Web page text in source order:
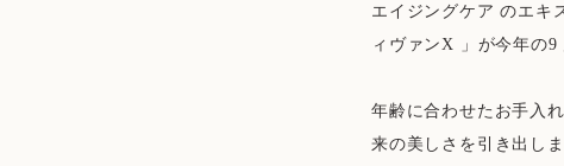
エイジングケア のエキ
ィヴァンX 」が今年の9
年齢に合わせたお手入
来の美しさを引き出しま